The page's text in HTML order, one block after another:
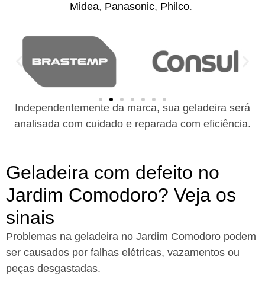
Midea, Panasonic, Philco.
Independentemente da marca, sua geladeira será
analisada com cuidado e reparada com eficiência.
Geladeira com defeito no
Jardim Comodoro? Veja os
sinais
Problemas na geladeira no Jardim Comodoro podem
ser causados por falhas elétricas, vazamentos ou
peças desgastadas.